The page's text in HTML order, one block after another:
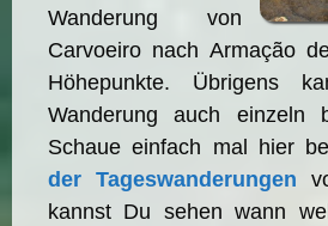
Wanderung von
Carvoeiro nach Armação
Höhepunkte. Übrigens
Wanderung auch einzeln
Schaue einfach mal hier
der Tageswanderungen
kannst Du sehen wann